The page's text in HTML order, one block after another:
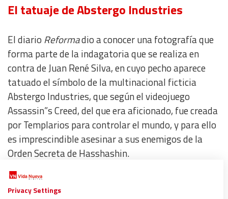
El tatuaje de Abstergo Industries
El diario Reformadio a conocer una fotografía que
forma parte de la indagatoria que se realiza en
contra de Juan René Silva, en cuyo pecho aparece
tatuado el símbolo de la multinacional ficticia
Abstergo Industries, que según el videojuego
Assassin”s Creed, del que era aficionado, fue creada
por Templarios para controlar el mundo, y para ello
es imprescindible asesinar a sus enemigos de la
Orden Secreta de Hasshashin.
La hipótesis que sostiene la PGJ-CDMX es que el
Privacy Settings